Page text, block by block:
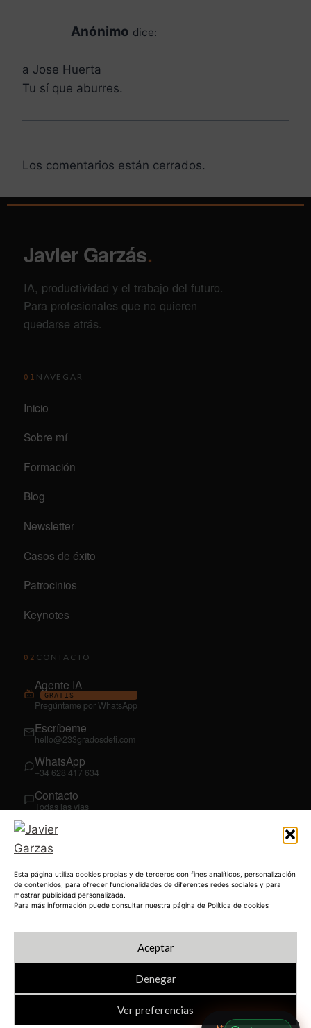
Esta página utiliza cookies propias y de terceros con fines analíticos, personalización
de contenidos, para ofrecer funcionalidades de diferentes redes sociales y para
mostrar publicidad personalizada.
Para más información puede consultar nuestra página de Política de cookies
Aceptar
Denegar
Ver preferencias
Anónimo dice:
a Jose Huerta
Tu sí que aburres.
Los comentarios están cerrados.
Javier Garzás.
IA, productividad y el trabajo del futuro.
Para profesionales que no quieren
quedarse atrás.
01 NAVEGAR
Inicio
Sobre mí
Formación
Blog
Newsletter
Casos de éxito
Patrocinios
Keynotes
02 CONTACTO
Agente IA
GRATIS
Pregúntame por WhatsApp
Escríbeme
hello@233gradosdeti.com
WhatsApp
+34 628 417 634
Contacto
Todas las vías
03SÍGUEME
YouTube
@JavierGarzas
LinkedIn
© 2026 JAVIERGARZAS.COM